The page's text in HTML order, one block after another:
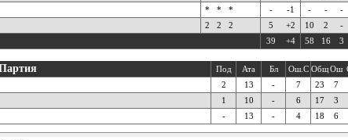
* * * - -1 - - -
2 2 2 5 +2 10 2 -
39 +4 58 16 3
Под Ата Бл Ош.С ОбщОш
2 13 - 7 23 7
1 10 - 6 17 3
- 13 - 4 18 6